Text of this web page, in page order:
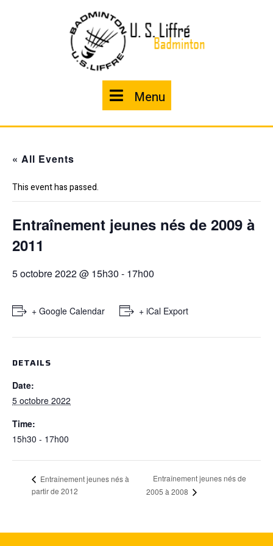
Menu
« All Events
This event has passed.
Entraînement jeunes nés de 2009 à
2011
5 octobre 2022 @ 15h30 - 17h00
+ Google Calendar + iCal Export
DETAILS
Date:
5 octobre 2022
Time:
15h30 - 17h00
Entraînement jeunes nés à
partir de 2012
Entraînement jeunes nés de
2005 à 2008